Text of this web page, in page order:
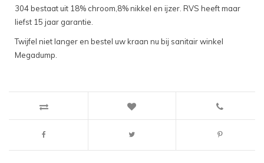
304 bestaat uit 18% chroom,8% nikkel en ijzer. RVS heeft maar
liefst 15 jaar garantie.
Twijfel niet langer en bestel uw kraan nu bij sanitair winkel
Megadump.